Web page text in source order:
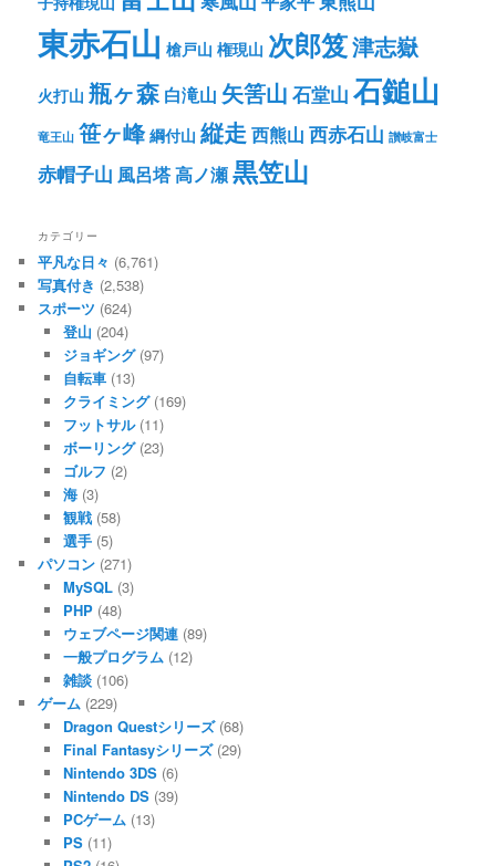
東赤石山 槍戸山 権現山 次郎笈津志嶽
火打山 瓶ヶ森 白滝山 矢筈山 石堂山 石鎚山
竜王山 笹ヶ峰 綱付山 縦走西熊山 西赤石山 讃岐富士
赤帽子山 風呂塔高ノ瀬黒笠山
カテゴリー
平凡な日々 (6,761)
写真付き (2,538)
スポーツ (624)
登山 (204)
ジョギング(97)
自転車(13)
クライミング(169)
フットサル(11)
ボーリング(23)
ゴルフ (2)
海(3)
観戦(58)
選手(5)
パソコン (271)
MySQL(3)
PHP(48)
ウェブページ関連(89)
一般プログラム (12)
雑談(106)
ゲーム (229)
Dragon Questシリーズ(68)
Final Fantasyシリーズ(29)
Nintendo 3DS(6)
Nintendo DS(39)
PCゲーム (13)
PS(11)